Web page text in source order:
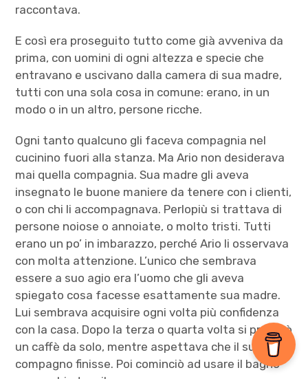
raccontava.
E così era proseguito tutto come già avveniva da
prima, con uomini di ogni altezza e specie che
entravano e uscivano dalla camera di sua madre,
tutti con una sola cosa in comune: erano, in un
modo o in un altro, persone ricche.
Ogni tanto qualcuno gli faceva compagnia nel
cucinino fuori alla stanza. Ma Ario non desiderava
mai quella compagnia. Sua madre gli aveva
insegnato le buone maniere da tenere con i clienti,
o con chi li accompagnava. Perlopiù si trattava di
persone noiose o annoiate, o molto tristi. Tutti
erano un po’ in imbarazzo, perché Ario li osservava
con molta attenzione. L’unico che sembrava
essere a suo agio era l’uomo che gli aveva
spiegato cosa facesse esattamente sua madre.
Lui sembrava acquisire ogni volta più confidenza
con la casa. Dopo la terza o quarta volta si preparò
un caffè da solo, mentre aspettava che il suo
compagno finisse. Poi cominciò ad usare il bagno